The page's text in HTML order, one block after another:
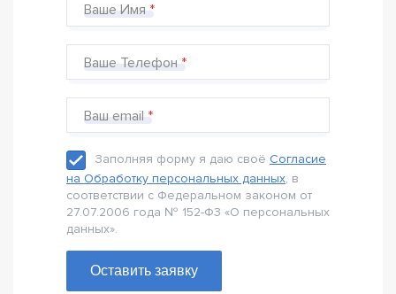
Ваше Имя
Ваше Телефон
Ваш email
Заполняя форму я даю своё Согласие
на Обработку персональных данных, в
соответствии с Федеральном законом от
27.07.2006 года № 152-Ф3 «О персональных
данных».
Оставить заявку